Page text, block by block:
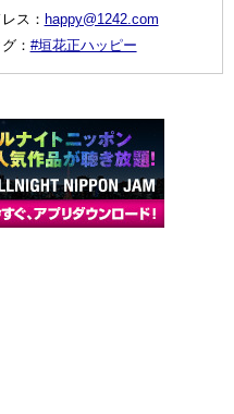
ス： happy@1242.com
： #垣花正ハッピー